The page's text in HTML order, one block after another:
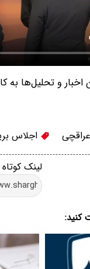
اخبار و تحلیل‌ها به
عراقچی اجلاس
لینک کوتاه
کنید: